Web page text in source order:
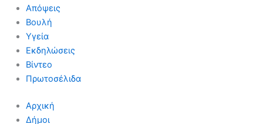
Απόψεις
Βουλή
Υγεία
Εκδηλώσεις
Βίντεο
Πρωτοσέλιδα
Αρχική
Δήμοι